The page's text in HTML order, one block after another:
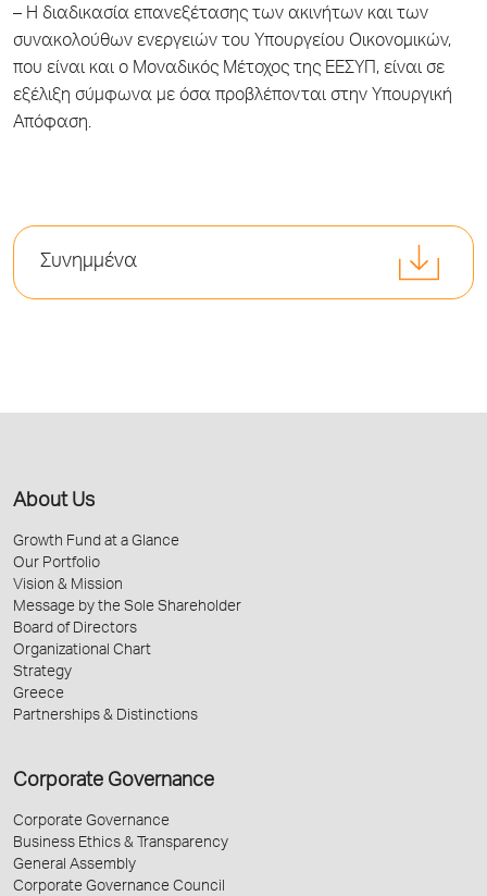
– Η διαδικασία επανεξέτασης των ακινήτων και των
συνακολούθων ενεργειών του Υπουργείου Οικονομικών,
που είναι και ο Μοναδικός Μέτοχος της ΕΕΣΥΠ, είναι σε
εξέλιξη σύμφωνα με όσα προβλέπονται στην Υπουργική
Απόφαση.
Συνημμένα
About Us
Growth Fund at a Glance
Our Portfolio
Vision & Mission
Message by the Sole Shareholder
Board of Directors
Organizational Chart
Strategy
Greece
Partnerships & Distinctions
Corporate Governance
Corporate Governance
Business Ethics & Transparency
General Assembly
Corporate Governance Council